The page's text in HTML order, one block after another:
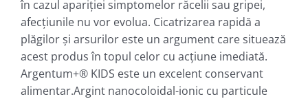
în cazul apariţiei simptomelor răcelii sau gripei,
afecţiunile nu vor evolua. Cicatrizarea rapidă a
plăgilor şi arsurilor este un argument care situează
acest produs în topul celor cu acţiune imediată.
Argentum+® KIDS este un excelent conservant
alimentar.Argint nanocoloidal-ionic cu particule